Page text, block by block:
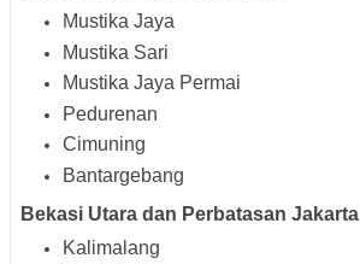
Mustika Jaya
Mustika Sari
Mustika Jaya Permai
Pedurenan
Cimuning
Bantargebang
Bekasi Utara dan Perbatasan Jakarta
Kalimalang